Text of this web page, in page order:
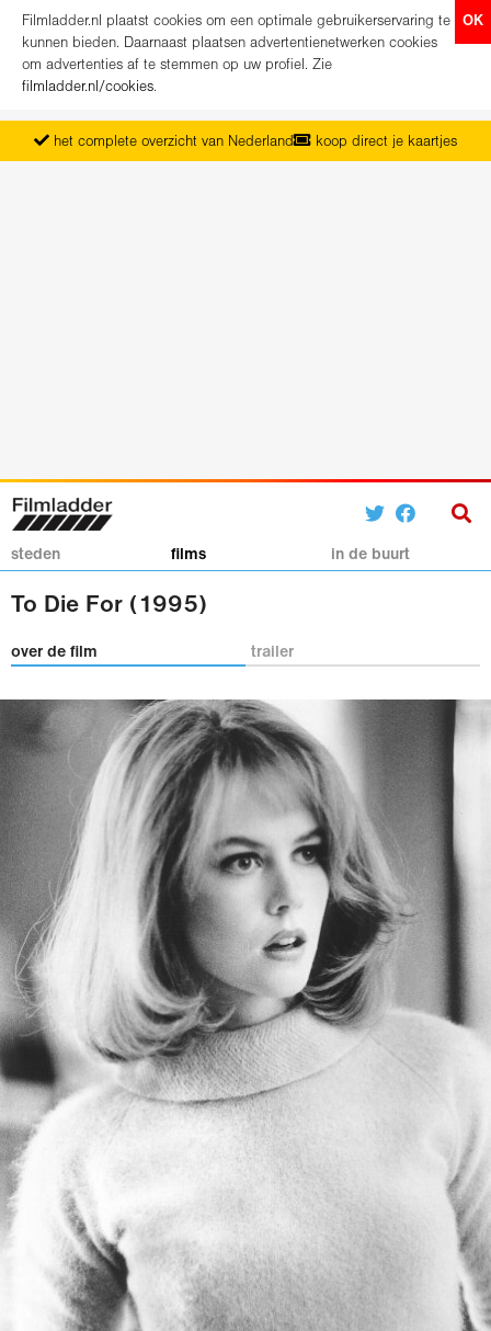
OK
Filmladder.nl plaatst cookies om een optimale gebruikerservaring te
kunnen bieden. Daarnaast plaatsen advertentienetwerken cookies
om advertenties af te stemmen op uw profiel. Zie
filmladder.nl/cookies.
het complete overzicht van Nederland
koop direct je kaartjes
vanaf maandag het nieuwe programma
steden films in de buurt
To Die For (1995)
over de film trailer